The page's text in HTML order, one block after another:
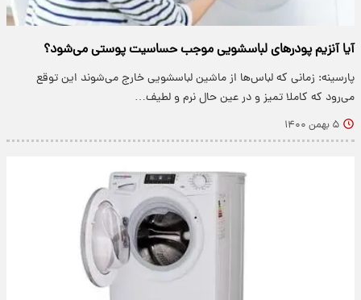
آیا آنزیم پودرهای لباسشویی موجب حساسیت پوستی می‌شود؟
پارسینه: زمانی که لباس‌ها از ماشین لباسشویی خارج می‌شوند این توقع
می‌رود که کاملا تمیز و در عین حال نرم و لطیف…
۵ بهمن ۱۴۰۰